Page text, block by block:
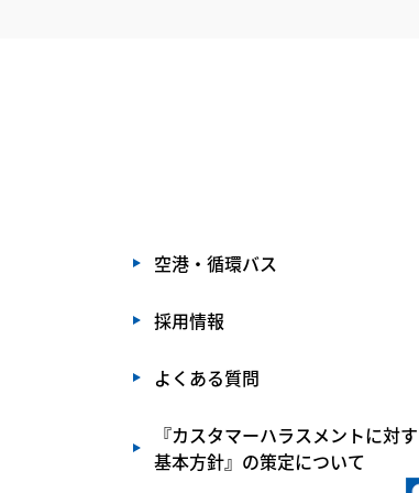
空港・循環バス
採用情報
よくある質問
『カスタマーハラスメントに対
基本方針』の策定について